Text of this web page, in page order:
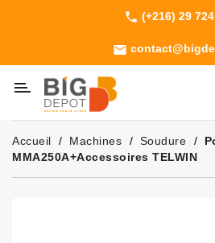
phone (+216) 29
email
Machines
Outillage
Jardinage
Consommables
Accueil Machines Soudure
MMA250A+accessoires TELWIN